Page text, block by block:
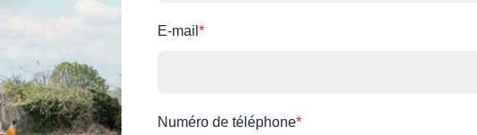
E-mail *
Numéro de téléphone*